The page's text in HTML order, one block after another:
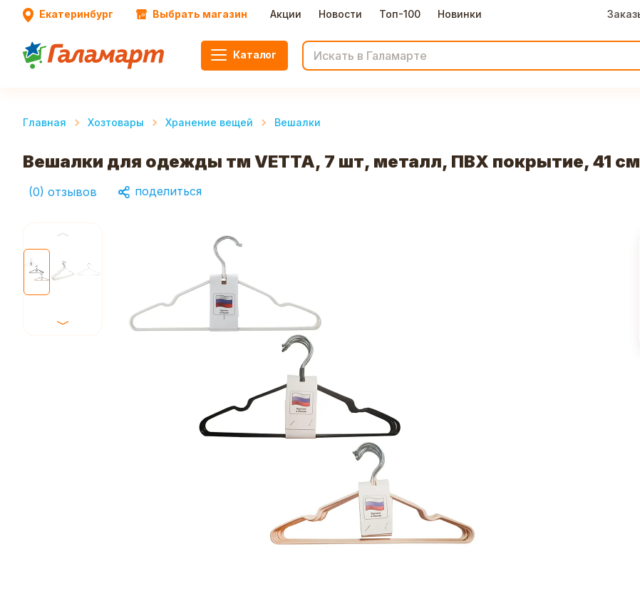
Екатеринбург Выбрать магазин Акции Новости Топ-100 Новинки
Каталог
Главная Хозтовары Хранение вещей Вешалки
Вешалки для одежды тм VETTA, 7 шт, металл, ПВХ покрытие, 41 см
(0) отзывов поделиться